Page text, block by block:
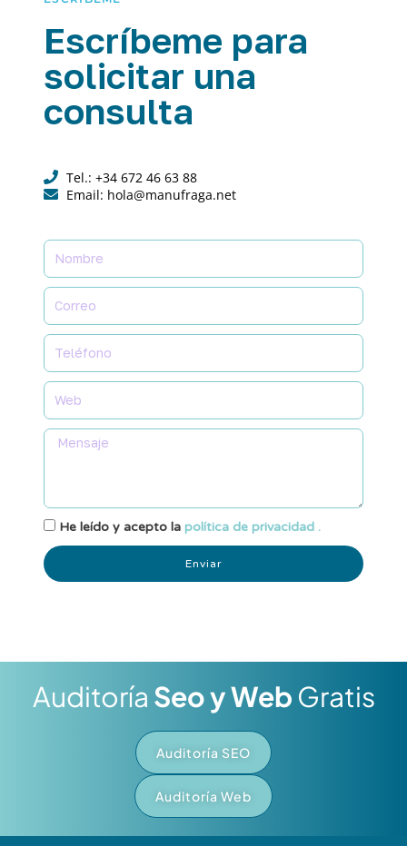
Escríbeme para
solicitar una
consulta
Tel.: +34 672 46 63 88
Email: hola@manufraga.net
He leído y acepto la política de privacidad .
Enviar
Auditoría Seo y Web Gratis
Auditoría SEO
Auditoría Web